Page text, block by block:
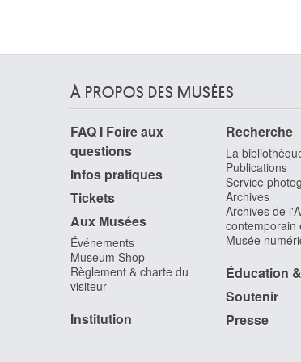
Davies Haydn
1921 - Toronto (Canada) 2008
Davis John Scarlett
Leominster, Hereford and
Royaume-Uni) 1804 - Londres
Royaume-Uni) 1845
Liège 1905 - 1993
de Baellieur I Cornelis
Anvers 1607 - 1671
De Baets Ange
Evergem 1793 - Gand 1855
À PROPOS DES MUSÉES
FAQ I Foire aux
questions
Infos pratiques
Tickets
Aux Musées
Événements
Museum Shop
Règlement & charte du
visiteur
Institution
Recherche
La
Publications
Service
Archives
Archives de
contemporain
Musée
Éducation
Soutenir
Presse